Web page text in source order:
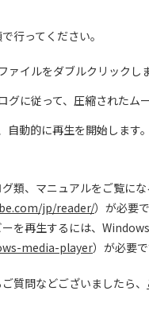
行ってください。
ァイルをダブルクリックしま
グに従って、圧縮されたム
自動的に再生を開始します。
類、マニュアルをご覧に
jp/reader/）が必要で
を再生するには、
media-player）が必要で
質問などございましたら、